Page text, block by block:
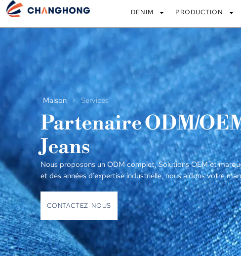
DENIM PRODUCTION
Maison > Services
Partenaire ODM/
Jeans
Nous proposons un ODM complet, Solutions OEM et
et des années d’expertise industrielle, nous aidons votre
CONTACTEZ-NOUS